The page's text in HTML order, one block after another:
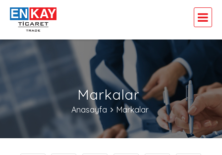
Markalar
Anasayfa Markalar